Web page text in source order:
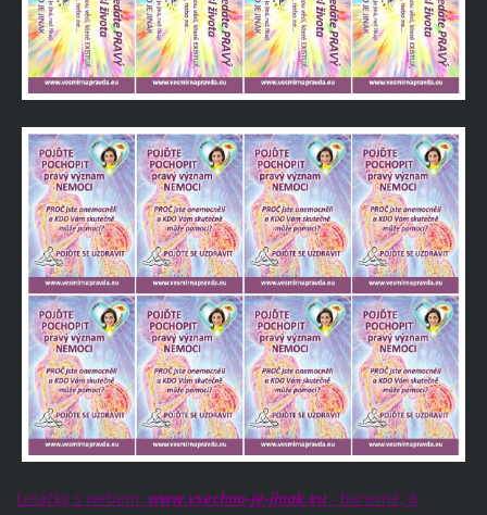
Letáčky s webem: www.vsechno-je-jinak.eu - barevné, 8